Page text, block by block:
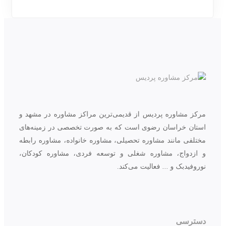
مرکز مشاوره پردیس از قدیمی‌ترین مراکز مشاوره در مشهد و
استان خراسان رضوی است که به صورت تخصصی در زمینه‌های
مختلفی مانند مشاوره تحصیلی، مشاوره خانواده، مشاوره رابطه
و ازدواج، مشاوره شغلی و توسعه فردی، مشاوره کودکان،
نوروفیدبک و ... فعالیت می‌کند.
دسترسی